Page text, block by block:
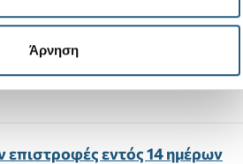
Άρνηση
Προϊόντων
προϊόντων για αγορές άνω των
εντός 14 ημέρων